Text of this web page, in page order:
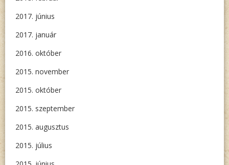
2017. június
2017. január
2016. október
2015. november
2015. október
2015. szeptember
2015. augusztus
2015. július